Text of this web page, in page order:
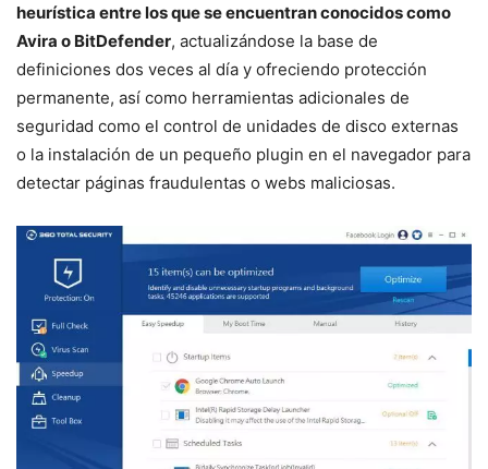
heurística entre los que se encuentran conocidos como
Avira o BitDefender, actualizándose la base de
definiciones dos veces al día y ofreciendo protección
permanente, así como herramientas adicionales de
seguridad como el control de unidades de disco externas
o la instalación de un pequeño plugin en el navegador para
detectar páginas fraudulentas o webs maliciosas.